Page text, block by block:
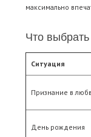
максимально
Что
Ситуация
Признание в
День рождения